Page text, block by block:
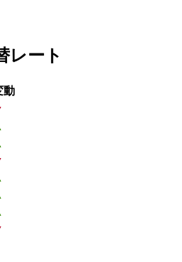
レート
動